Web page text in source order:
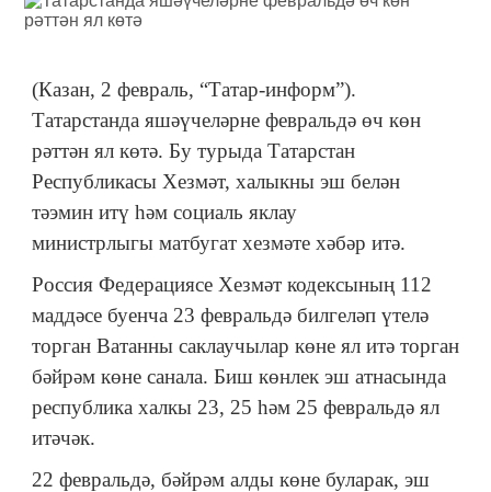
(Казан, 2 февраль, “Татар-информ”).
Татарстанда яшәүчеләрне февральдә өч көн
рәттән ял көтә. Бу турыда Татарстан
Республикасы Хезмәт, халыкны эш белән
тәэмин итү һәм социаль яклау
министрлыгы матбугат хезмәте хәбәр итә.
Россия Федерациясе Хезмәт кодексының 112
маддәсе буенча 23 февральдә билгеләп үтелә
торган Ватанны саклаучылар көне ял итә торган
бәйрәм көне санала. Биш көнлек эш атнасында
республика халкы 23, 25 һәм 25 февральдә ял
итәчәк.
22 февральдә, бәйрәм алды көне буларак, эш